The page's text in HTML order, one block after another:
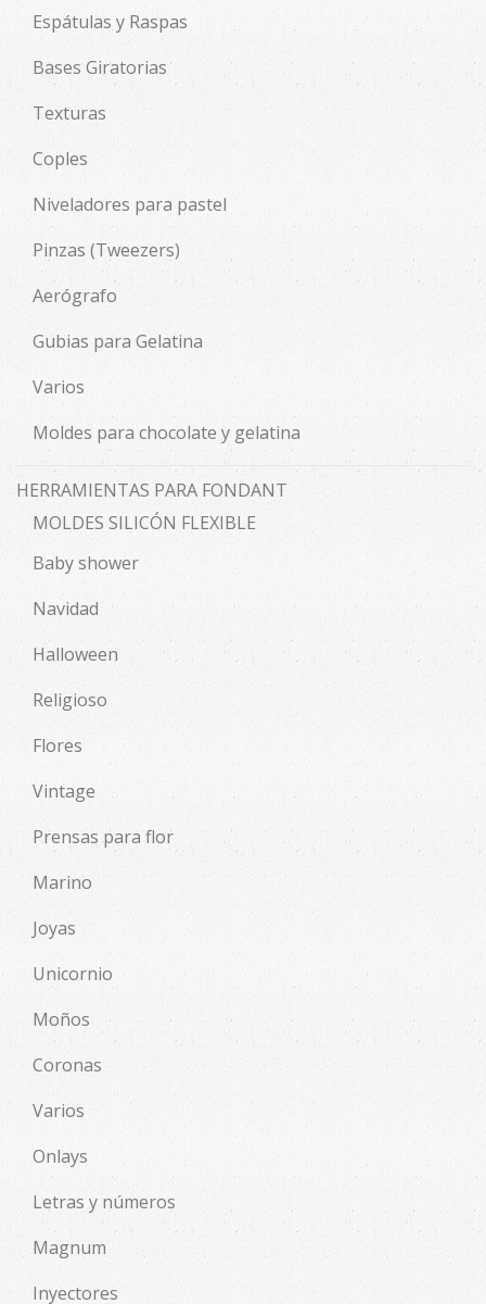
Espátulas y Raspas
Bases Giratorias
Texturas
Coples
Niveladores para pastel
Pinzas (Tweezers)
Aerógrafo
Gubias para Gelatina
Varios
Moldes para chocolate y gelatina
HERRAMIENTAS PARA FONDANT
MOLDES SILICÓN FLEXIBLE
Baby shower
Navidad
Halloween
Religioso
Flores
Vintage
Prensas para flor
Marino
Joyas
Unicornio
Moños
Coronas
Varios
Onlays
Letras y números
Magnum
Inyectores